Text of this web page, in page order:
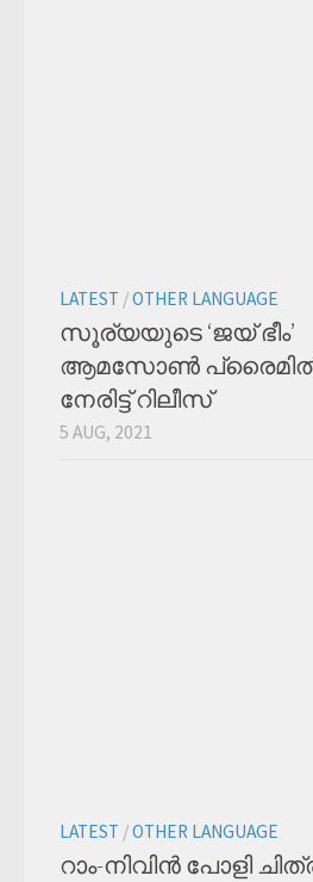
LATEST /OTHER LANGUAGE
സൂര്യയുടെ ‘ജയ് ഭീം’
ആമസോണ്‍
നേരിട്ട് റിലീസ്
5 AUG, 2021
LATEST /OTHER LANGUAGE
റാം-നിവിന്‍ പോളി